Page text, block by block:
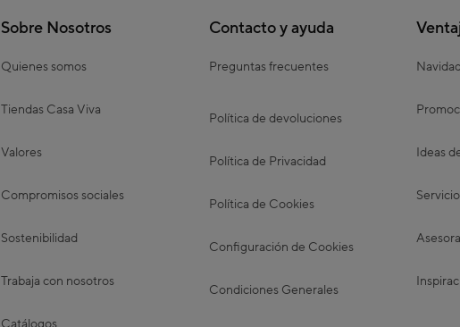
Sobre Nosotros
Quienes somos
Tiendas Casa Viva
Valores
Compromisos sociales
Sostenibilidad
Trabaja con nosotros
Contacto y ayuda
Preguntas frecuentes
Política de devoluciones
Política de Privacidad
Política de Cookies
Configuración de Cookies
Condiciones Generales
Navidad
Ideas